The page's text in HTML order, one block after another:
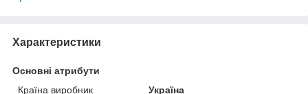
Характеристики
Основні атрибути
Країна виробник
Україна